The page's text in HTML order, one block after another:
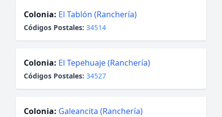
Colonia: El Tablón (Ranchería)
Códigos Postales: 34514
Colonia: El Tepehuaje (Ranchería)
Códigos Postales: 34527
Colonia: Galeancita (Ranchería)